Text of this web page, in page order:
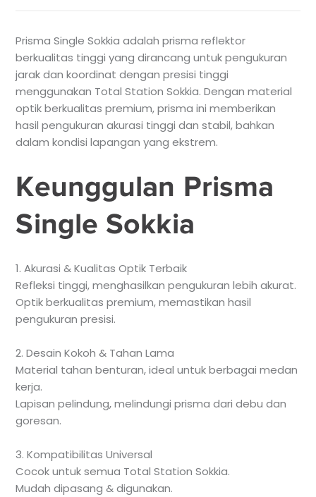
Prisma Single Sokkia adalah prisma reflektor
berkualitas tinggi yang dirancang untuk pengukuran
jarak dan koordinat dengan presisi tinggi
menggunakan Total Station Sokkia. Dengan material
optik berkualitas premium, prisma ini memberikan
hasil pengukuran akurasi tinggi dan stabil, bahkan
dalam kondisi lapangan yang ekstrem.
Keunggulan Prisma
Single Sokkia
1. Akurasi & Kualitas Optik Terbaik
Refleksi tinggi, menghasilkan pengukuran lebih akurat.
Optik berkualitas premium, memastikan hasil
pengukuran presisi.
2. Desain Kokoh & Tahan Lama
Material tahan benturan, ideal untuk berbagai medan
kerja.
Lapisan pelindung, melindungi prisma dari debu dan
goresan.
3. Kompatibilitas Universal
Cocok untuk semua Total Station Sokkia.
Mudah dipasang & digunakan.